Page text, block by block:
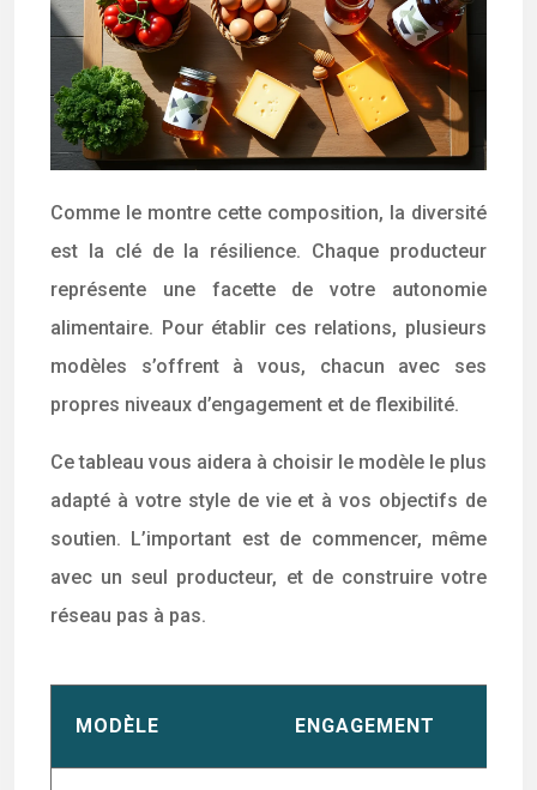
Comme le montre cette composition, la diversité
est la clé de la résilience. Chaque producteur
représente une facette de votre autonomie
alimentaire. Pour établir ces relations, plusieurs
modèles s’offrent à vous, chacun avec ses
propres niveaux d’engagement et de flexibilité.
Ce tableau vous aidera à choisir le modèle le plus
adapté à votre style de vie et à vos objectifs de
soutien. L’important est de commencer, même
avec un seul producteur, et de construire votre
réseau pas à pas.
MODÈLE ENGAGEMENT